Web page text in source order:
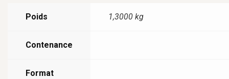
Poids 1,3000 kg
Contenance
Format